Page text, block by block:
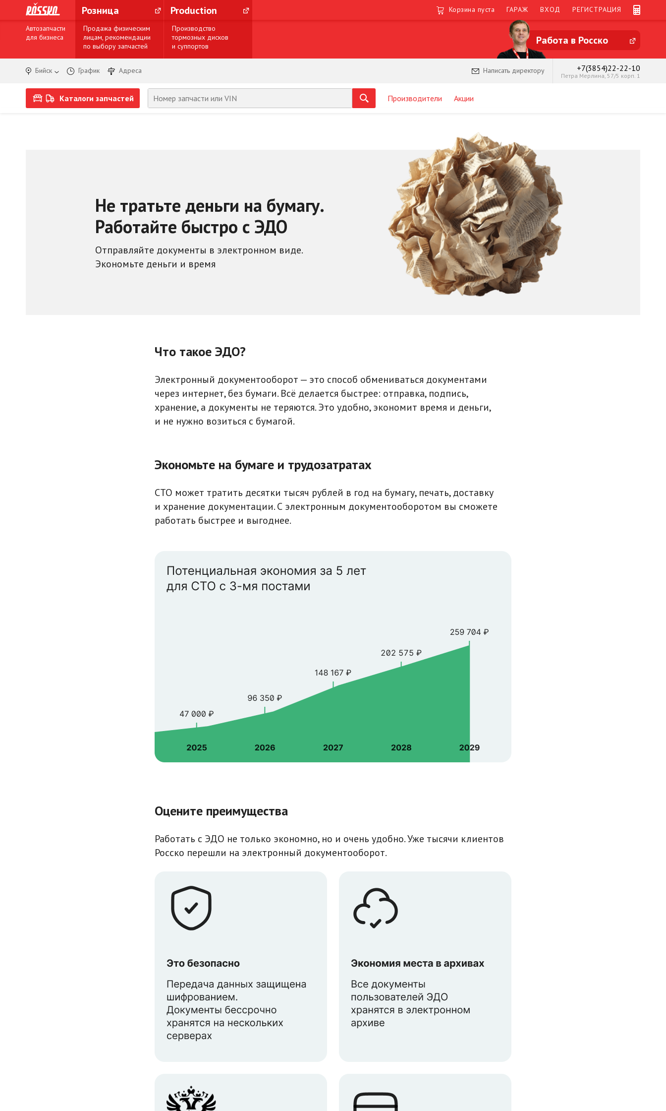
Розница Production Корзина пуста ГАРАЖ ВХОД РЕГИСТРАЦИЯ
Автозапчасти
для бизнеса
Продажа физическим
лицам, рекомендации
по выбору запчастей
Производство
тормозных дисков
и суппортов
Работа в Росско
Бийск График Адреса Написать директору +7(3854)22-22-10
Петра Мерлина, 57/5 корп. 1
Каталоги запчастей Производители Акции
Не тратьте деньги на бумагу.
Работайте быстро с ЭДО
Отправляйте документы в электронном виде.
Экономьте деньги и время
Что такое ЭДО?
Электронный документооборот — это способ обмениваться документами
через интернет, без бумаги. Всё делается быстрее: отправка, подпись,
хранение, а документы не теряются. Это удобно, экономит время и деньги,
и не нужно возиться с бумагой.
Экономьте на бумаге и трудозатратах
СТО может тратить десятки тысяч рублей в год на бумагу, печать, доставку
и хранение документации. С электронным документооборотом вы сможете
работать быстрее и выгоднее.
Оцените преимущества
Работать с ЭДО не только экономно, но и очень удобно. Уже тысячи клиентов
Росско перешли на электронный документооборот.